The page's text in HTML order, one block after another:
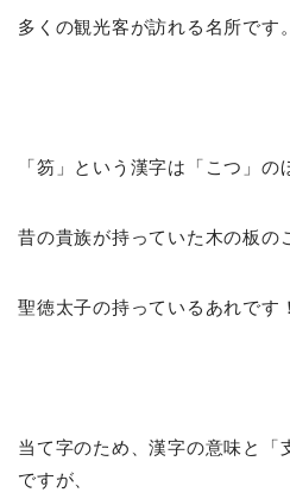
多くの観光客が訪れる名所です。
「笏」という漢字は「こつ」の
昔の貴族が持っていた木の板の
聖徳太子の持っているあれです！
当て字のため、漢字の意味と「
ですが、